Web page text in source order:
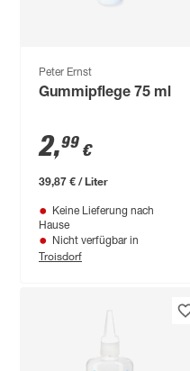
Peter Ernst
Gummipflege 75 ml
2,99 €
39,87 € / Liter
Keine Lieferung nach
Hause
Nicht verfügbar in
Troisdorf